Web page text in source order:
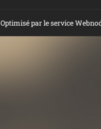
Optimisé par le service